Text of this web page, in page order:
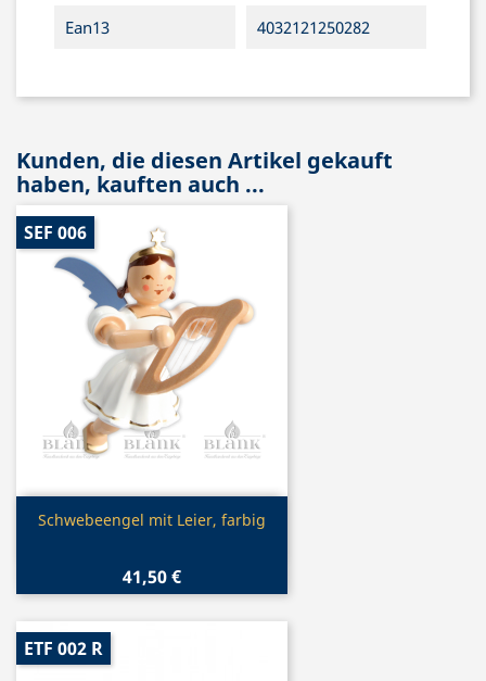
Ean13
4032121250282
Kunden, die diesen Artikel gekauft
haben, kauften auch ...
Vorschau
Schwebeengel mit Leier, farbig
41,50 €
SEF 006
ETF 002 R